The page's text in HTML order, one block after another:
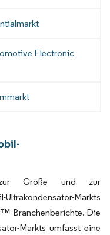
Electronic
zur Größe und zur
Ultrakondensator-Markts
Branchenberichte. Die
Markts umfasst eine